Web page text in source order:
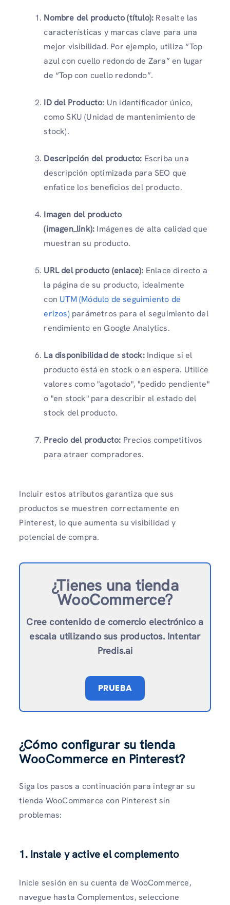
Nombre del producto (título): Resalte las
características y marcas clave para una
mejor visibilidad. Por ejemplo, utiliza “Top
azul con cuello redondo de Zara” en lugar
de “Top con cuello redondo”.
ID del Producto: Un identificador único,
como SKU (Unidad de mantenimiento de
stock).
Descripción del producto: Escriba una
descripción optimizada para SEO que
enfatice los beneficios del producto.
Imagen del producto
(imagen_link): Imágenes de alta calidad que
muestran su producto.
URL del producto (enlace): Enlace directo a
la página de su producto, idealmente
con UTM (Módulo de seguimiento de
erizos)parámetros para el seguimiento del
rendimiento en Google Analytics.
La disponibilidad de stock: Indique si el
producto está en stock o en espera. Utilice
valores como "agotado", "pedido pendiente"
o "en stock" para describir el estado del
stock del producto.
Precio del producto: Precios competitivos
para atraer compradores.
Incluir estos atributos garantiza que sus
productos se muestren correctamente en
Pinterest, lo que aumenta su visibilidad y
potencial de compra.
¿Tienes una tienda
WooCommerce?
Cree contenido de comercio electrónico a
escala utilizando sus productos. Intentar
Predis.ai
PRUEBA
¿Cómo configurar su tienda
WooCommerce en Pinterest?
Siga los pasos a continuación para integrar su
tienda WooCommerce con Pinterest sin
problemas:
1. Instale y active el complemento
Inicie sesión en su cuenta de WooCommerce,
navegue hasta Complementos, seleccione